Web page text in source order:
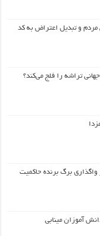
مردم و تبدیل اعتراض به کد
تراشه را فلج می‌کند؟
واگذاری برگ برنده حاکمیت
آموزان مینابی